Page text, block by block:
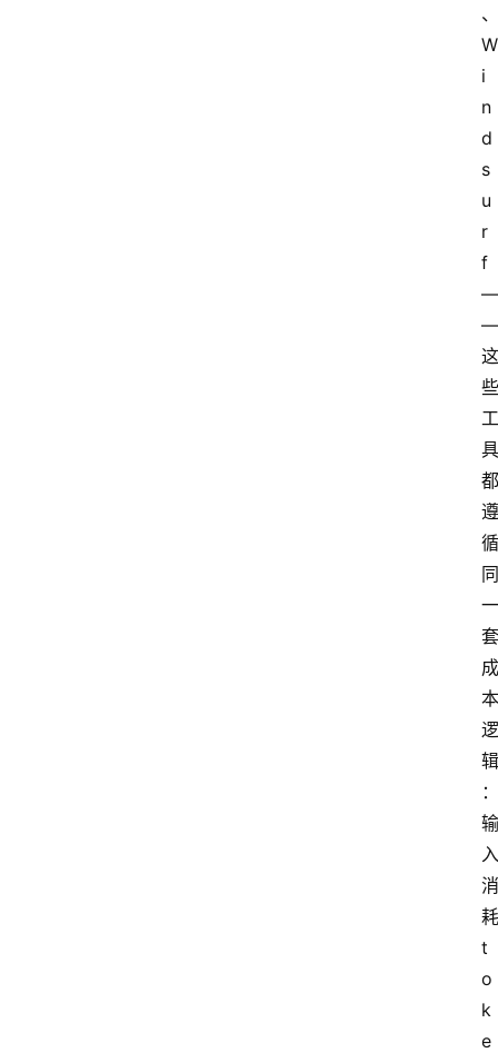
、
W
i
n
d
s
u
r
f
—
—
这
些
工
具
都
遵
循
同
一
套
成
本
逻
辑
：
输
入
消
耗
t
o
k
e